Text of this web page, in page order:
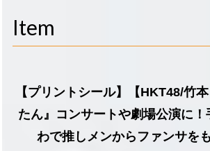
Item
【プリントシール】【HKT48/竹
たん』コンサートや劇場公演に！
わで推しメンからファンサを